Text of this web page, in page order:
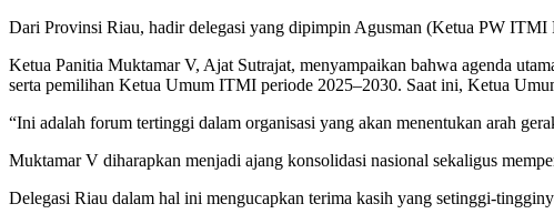
Dari Provinsi Riau, hadir delegasi yang dipimpin Agusman (Ketua PW
Ketua Panitia Muktamar V, Ajat Sutrajat, menyampaikan bahwa agenda
serta pemilihan Ketua Umum ITMI periode 2025–2030. Saat ini, Ketua
“Ini adalah forum tertinggi dalam organisasi yang akan menentukan arah
Muktamar V diharapkan menjadi ajang konsolidasi nasional sekaligus
Delegasi Riau dalam hal ini mengucapkan terima kasih yang setinggi-